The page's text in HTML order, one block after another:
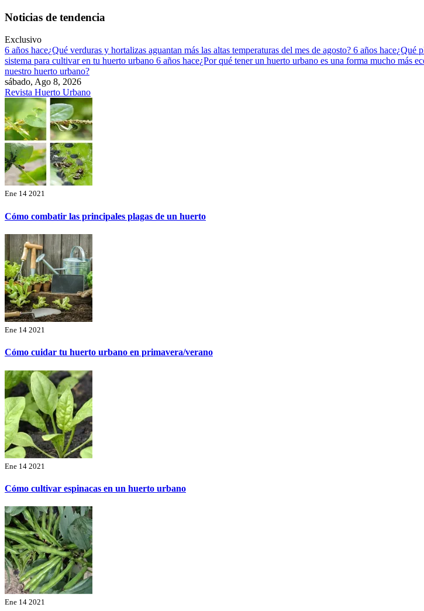
Saltar
contenido
Noticias de tendencia
Exclusivo
6 años hace¿Qué verduras y hortalizas aguantan más las altas temperaturas del mes de agosto? 6 años hace¿Qué
sistema para cultivar en tu huerto urbano 6 años hace¿Por qué tener un huerto urbano es una forma mucho más
nuestro huerto urbano?
sábado, Ago 8, 2026
Revista Huerto Urbano
Ene 14 2021
Cómo combatir las principales plagas de un huerto
Ene 14 2021
Cómo cuidar tu huerto urbano en primavera/verano
Ene 14 2021
Cómo cultivar espinacas en un huerto urbano
Ene 14 2021